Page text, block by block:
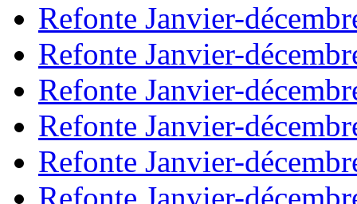
Refonte Janvier-
Refonte Janvier-
Refonte Janvier-
Refonte Janvier-
Refonte Janvier-